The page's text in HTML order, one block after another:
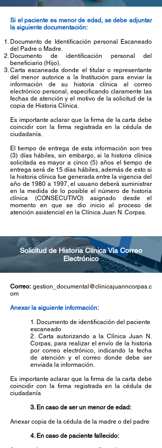
Si el paciente es menor de edad, se debe adjuntar
la siguiente documentación:
Documento de Identificación personal Escaneado
del Padre o Madre.
Documento de identificación personal del
beneficiario (Hijo).
Carta escaneada donde el titular o representante
del menor autorice a la Institución para enviar la
información de su historia clínica al correo
electrónico personal, especificando claramente las
fechas de atención y el motivo de la solicitud de la
copia de Historia Clínica.​
Es importante aclarar que la firma de la carta debe
coincidir con la firma registrada en la cédula de
ciudadanía.
El tiempo de entrega de esta información son tres
(3) días hábiles, sin embargo, si la historia clínica
solicitada es mayor a cinco (5) años el tiempo de
entrega será de 15 días hábiles, además de esto si
la historia clínica fue generada entre la vigencia del
año de 1980 a 1997, el usuario deberá suministrar
en la medida de lo posible el número de historia
clínica (CONSECUTIVO) asignado desde el
momento en que se dio inicio al proceso de
atención asistencial en la Clínica Juan N. Corpas.
Solicitud de Historia Clínica Vía Correo
Electrónico
Correo: gestion_documental@clinicajuanncorpas.c
om
Anexar la siguiente información:
1. Documento de identificación del paciente
escaneado
​2. Carta autorizando a la Clínica Juan N.
Corpas, para realizar el envío de la historia
por correo electrónico, indicando la fecha
de atención y el correo donde debe ser
enviada la información.
Es importante aclarar que la firma de la carta debe
coincidir con la firma registrada en la cédula de
ciudadanía
3. En caso de ser un menor de edad:
Anexar copia de la cédula de la madre o del padre
4. En caso de paciente fallecido: